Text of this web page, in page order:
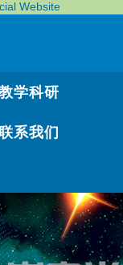
Website
学科研
系我们